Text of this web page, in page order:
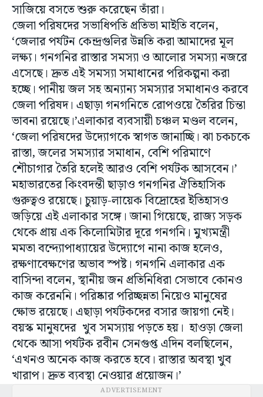
সাজিয়ে বসতে শুরু করেছেন তাঁরা।
জেলা পরিষদের সভাধিপতি প্রতিভা মাইতি বলেন,
‘জেলার পর্যটন কেন্দ্রগুলির উন্নতি করা আমাদের মূল
লক্ষ্য। গনগনির রাস্তার সমস্যা ও আলোর সমস্যা নজরে
এসেছে। দ্রুত এই সমস্যা সমাধানের পরিকল্পনা করা
হচ্ছে। পানীয় জল সহ অন্যান্য সমস্যার সমাধানও করবে
জেলা পরিষদ। এছাড়া গনগনিতে রোপওয়ে তৈরির চিন্তা
ভাবনা রয়েছে।’এলাকার ব্যবসায়ী চঞ্চল মণ্ডল বলেন,
‘জেলা পরিষদের উদ্যোগকে স্বাগত জানাচ্ছি। ঝা চকচকে
রাস্তা, জলের সমস্যার সমাধান, বেশি পরিমাণে
শৌচাগার তৈরি হলেই আরও বেশি পর্যটক আসবেন।’
মহাভারতের কিংবদন্তী ছাড়াও গনগনির ঐতিহাসিক
গুরুত্বও রয়েছে। চুয়াড়-লায়েক বিদ্রোহের ইতিহাসও
জড়িয়ে এই এলাকার সঙ্গে। জানা গিয়েছে, রাজ্য সড়ক
থেকে প্রায় এক কিলোমিটার দূরে গনগনি। মুখ্যমন্ত্রী
মমতা বন্দ্যোপাধ্যায়ের উদ্যোগে নানা কাজ হলেও,
রক্ষণাবেক্ষণের অভাব স্পষ্ট। গনগনি এলাকার এক
বাসিন্দা বলেন, স্থানীয় জন প্রতিনিধিরা সেভাবে কোনও
কাজ করেননি। পরিষ্কার পরিচ্ছন্নতা নিয়েও মানুষের
ক্ষোভ রয়েছে। এছাড়া পর্যটকদের বসার জায়গা নেই।
বয়স্ক মানুষদের খুব সমস্যায় পড়তে হয়। হাওড়া জেলা
থেকে আসা পর্যটক রবীন সেনগুপ্ত এদিন বলছিলেন,
‘এখনও অনেক কাজ করতে হবে। রাস্তার অবস্থা খুব
খারাপ। দ্রুত ব্যবস্থা নেওয়ার প্রয়োজন।’
ADVERTISEMENT